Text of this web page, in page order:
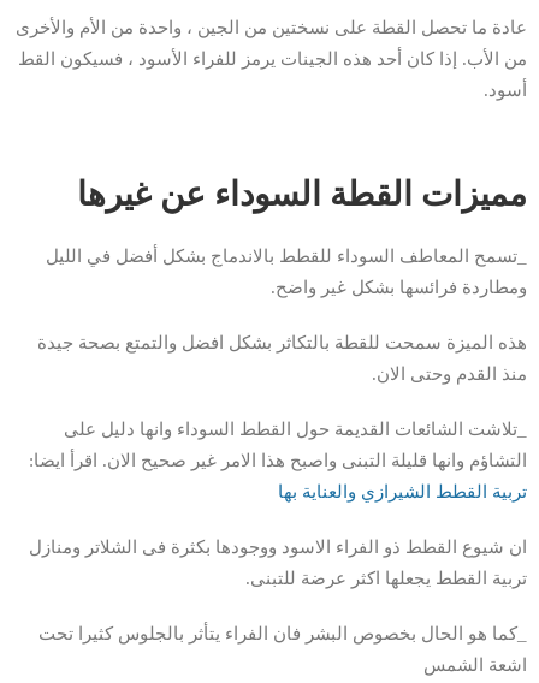
عادة ما تحصل القطة على نسختين من الجين ، واحدة من الأم والأخرى
من الأب. إذا كان أحد هذه الجينات يرمز للفراء الأسود ، فسيكون القط
أسود.
مميزات القطة السوداء عن غيرها
_تسمح المعاطف السوداء للقطط بالاندماج بشكل أفضل في الليل
ومطاردة فرائسها بشكل غير واضح.
هذه الميزة سمحت للقطة بالتكاثر بشكل افضل والتمتع بصحة جيدة
منذ القدم وحتى الان.
_تلاشت الشائعات القديمة حول القطط السوداء وانها دليل على
التشاؤم وانها قليلة التبنى واصبح هذا الامر غير صحيح الان. اقرأ ايضا:
تربية القطط الشيرازي والعناية بها
ان شيوع القطط ذو الفراء الاسود ووجودها بكثرة فى الشلاتر ومنازل
تربية القطط يجعلها اكثر عرضة للتبنى.
_كما هو الحال بخصوص البشر فان الفراء يتأثر بالجلوس كثيرا تحت
اشعة الشمس